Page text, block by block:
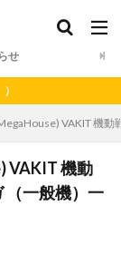
せ
VAKIT 機
VAKIT 機動
（一般機）一